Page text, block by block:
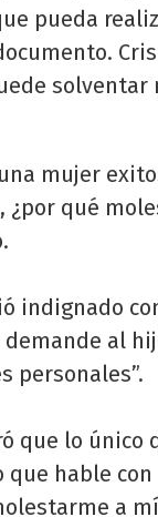
pueda
solventar
mujer
¿por qué
indignado
demande al
personales”.
que lo único
que hable
a